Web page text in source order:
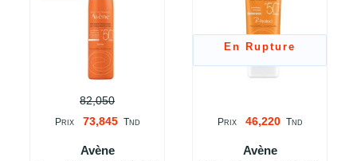
82,050
PRIX 73,845 TND
Avène
En Rupture
PRIX 46,220 TND
Avène